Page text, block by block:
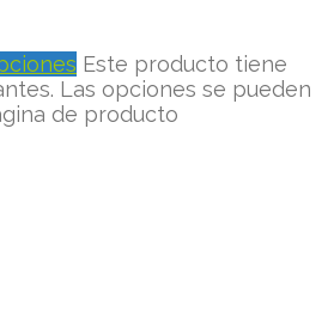
Este producto tiene
Las opciones se pueden
de producto